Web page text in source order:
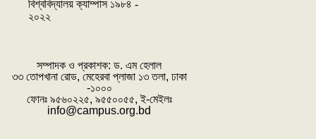
বিশ্ববিদ্যালয় ক্যাম্পাস ১৯৮৪ -
২০২২
সম্পাদক ও প্রকাশক: ‌ড. এম হেলাল
৩৩ তোপখানা রোড, মেহেরবা প্লাজা ১৩ তলা, ঢাকা
-১০০০
ফোনঃ ৯৫৬০২২৫, ৯৫৫০০৫৫, ই-মেইলঃ
info@campus.org.bd